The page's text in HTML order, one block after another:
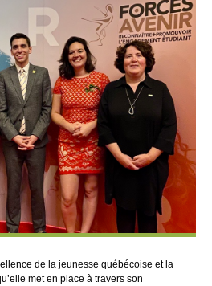
de la jeunesse québécoise et la
met en place à travers son